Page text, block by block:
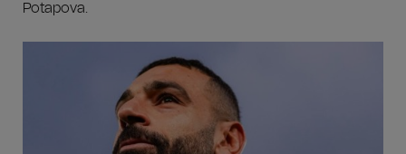
Potapova.